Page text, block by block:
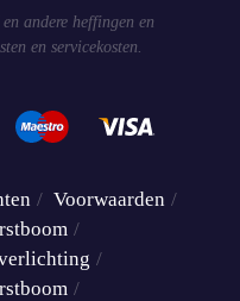
andere heffingen en
en servicekosten.
Voorwaarden